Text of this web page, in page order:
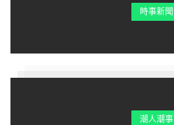
時事新聞
潮人潮事